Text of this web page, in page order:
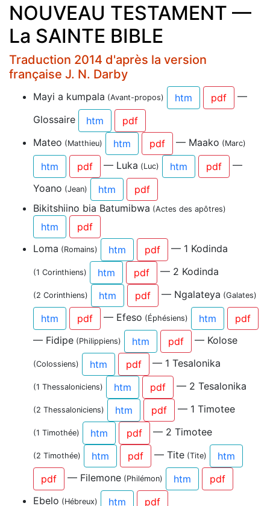
NOUVEAU TESTAMENT —
La SAINTE BIBLE
Traduction 2014 d'après la version
française J. N. Darby
Mayi a kumpala (Avant-propos) htm pdf
—
Glossaire
htm
pdf
Mateo (Matthieu) htm pdf — Maako (Marc)
htm pdf — Luka (Luc) htm pdf
—
Yoano (Jean) htm
pdf
Bikitshiino bia Batumibwa (Actes des apôtres)
htm
pdf
Loma (Romains) htm pdf — 1 Kodinda
(1 Corinthiens) htm pdf — 2 Kodinda
(2 Corinthiens) htm pdf — Ngalateya (Galates)
htm pdf — Efeso (Éphésiens) htm
pdf
— Fidipe (Philippiens) htm pdf — Kolose
(Colossiens) htm pdf — 1 Tesalonika
(1 Thessaloniciens) htm pdf — 2 Tesalonika
(2 Thessaloniciens) htm pdf — 1 Timotee
(1 Timothée) htm pdf — 2 Timotee
(2 Timothée) htm pdf — Tite (Tite)
htm
pdf
— Filemone (Philémon) htm
pdf
Ebelo (Hébreux) htm pdf